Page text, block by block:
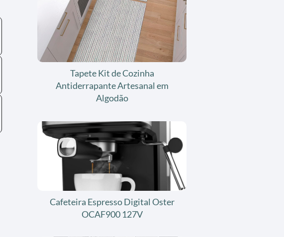
Tapete Kit de Cozinha
Antiderrapante Artesanal em
Algodão
Cafeteira Espresso Digital Oster
OCAF900 127V